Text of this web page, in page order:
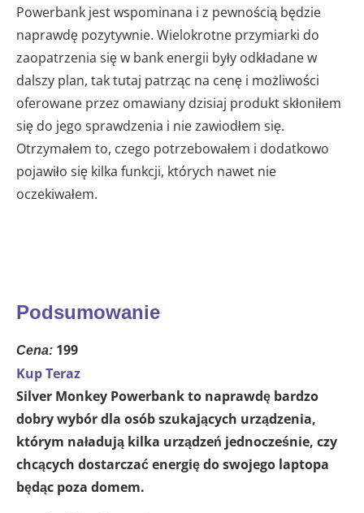
Powerbank jest wspominana i z pewnością będzie
naprawdę pozytywnie. Wielokrotne przymiarki do
zaopatrzenia się w bank energii były odkładane w
dalszy plan, tak tutaj patrząc na cenę i możliwości
oferowane przez omawiany dzisiaj produkt skłoniłem
się do jego sprawdzenia i nie zawiodłem się.
Otrzymałem to, czego potrzebowałem i dodatkowo
pojawiło się kilka funkcji, których nawet nie
oczekiwałem.
Podsumowanie
Cena: 199
Kup Teraz
Silver Monkey Powerbank to naprawdę bardzo
dobry wybór dla osób szukających urządzenia,
którym naładują kilka urządzeń jednocześnie, czy
chcących dostarczać energię do swojego laptopa
będąc poza domem.